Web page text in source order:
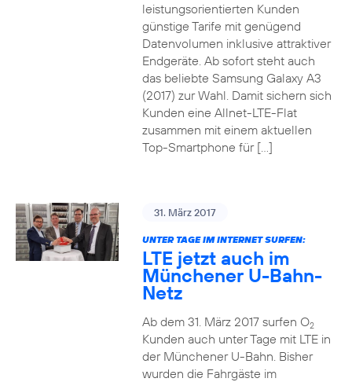
leistungsorientierten Kunden
günstige Tarife mit genügend
Datenvolumen inklusive attraktiver
Endgeräte. Ab sofort steht auch
das beliebte Samsung Galaxy A3
(2017) zur Wahl. Damit sichern sich
Kunden eine Allnet-LTE-Flat
zusammen mit einem aktuellen
Top-Smartphone für […]
31. März 2017
UNTER TAGE IM INTERNET SURFEN:
LTE jetzt auch im
Münchener U-Bahn-
Netz
Ab dem 31. März 2017 surfen O2
Kunden auch unter Tage mit LTE in
der Münchener U-Bahn. Bisher
wurden die Fahrgäste im